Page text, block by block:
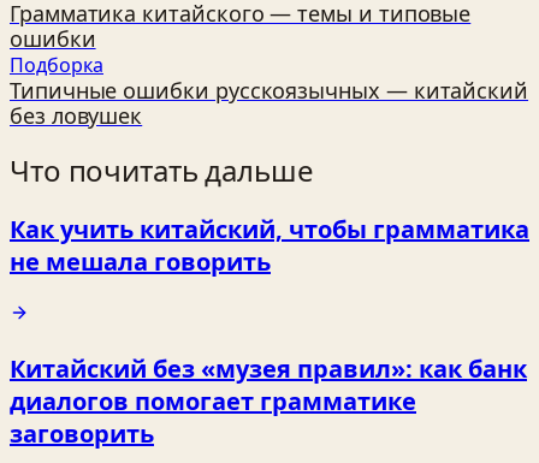
Грамматика китайского — темы и типовые
ошибки
Подборка
Типичные ошибки русскоязычных — китайский
без ловушек
Что почитать дальше
Как учить китайский, чтобы грамматика
не мешала говорить
Китайский без «музея правил»: как банк
диалогов помогает грамматике
заговорить